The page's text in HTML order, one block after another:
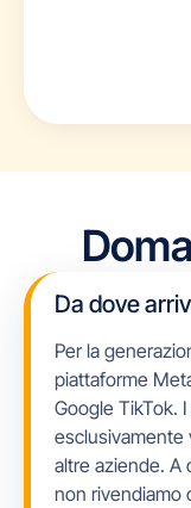
Da dove
Per la
piattaforme
Google TikTok.
esclusivamente
altre aziende. A
non rivendiamo